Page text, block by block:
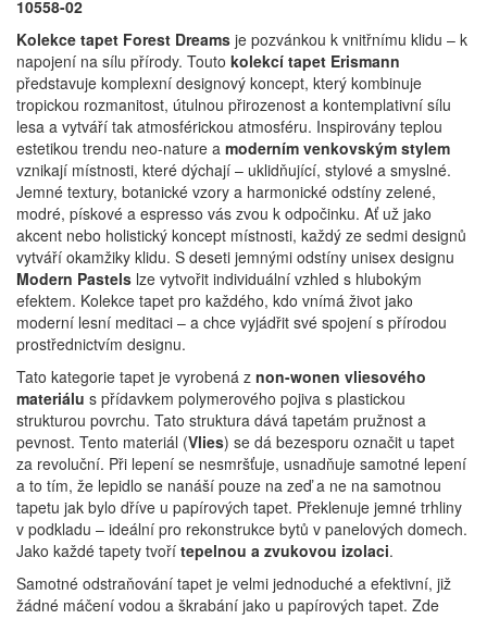
10558-02
Kolekce tapet Forest Dreams je pozvánkou k vnitřnímu klidu – k
napojení na sílu přírody. Touto kolekcí tapet Erismann
představuje komplexní designový koncept, který kombinuje
tropickou rozmanitost, útulnou přirozenost a kontemplativní sílu
lesa a vytváří tak atmosférickou atmosféru. Inspirovány teplou
estetikou trendu neo-nature a moderním venkovským stylem
vznikají místnosti, které dýchají – uklidňující, stylové a smyslné.
Jemné textury, botanické vzory a harmonické odstíny zelené,
modré, pískové a espresso vás zvou k odpočinku. Ať už jako
akcent nebo holistický koncept místnosti, každý ze sedmi designů
vytváří okamžiky klidu. S deseti jemnými odstíny unisex designu
Modern Pastels lze vytvořit individuální vzhled s hlubokým
efektem. Kolekce tapet pro každého, kdo vnímá život jako
moderní lesní meditaci – a chce vyjádřit své spojení s přírodou
prostřednictvím designu.
Tato kategorie tapet je vyrobená z non-wonen vliesového
materiálu s přídavkem polymerového pojiva s plastickou
strukturou povrchu. Tato struktura dává tapetám pružnost a
pevnost. Tento materiál (Vlies) se dá bezesporu označit u tapet
za revoluční. Při lepení se nesmršťuje, usnadňuje samotné lepení
a to tím, že lepidlo se nanáší pouze na zeď a ne na samotnou
tapetu jak bylo dříve u papírových tapet. Překlenuje jemné trhliny
v podkladu – ideální pro rekonstrukce bytů v panelových domech.
Jako každé tapety tvoří tepelnou a zvukovou izolaci.
Samotné odstraňování tapet je velmi jednoduché a efektivní, již
žádné máčení vodou a škrabání jako u papírových tapet. Zde